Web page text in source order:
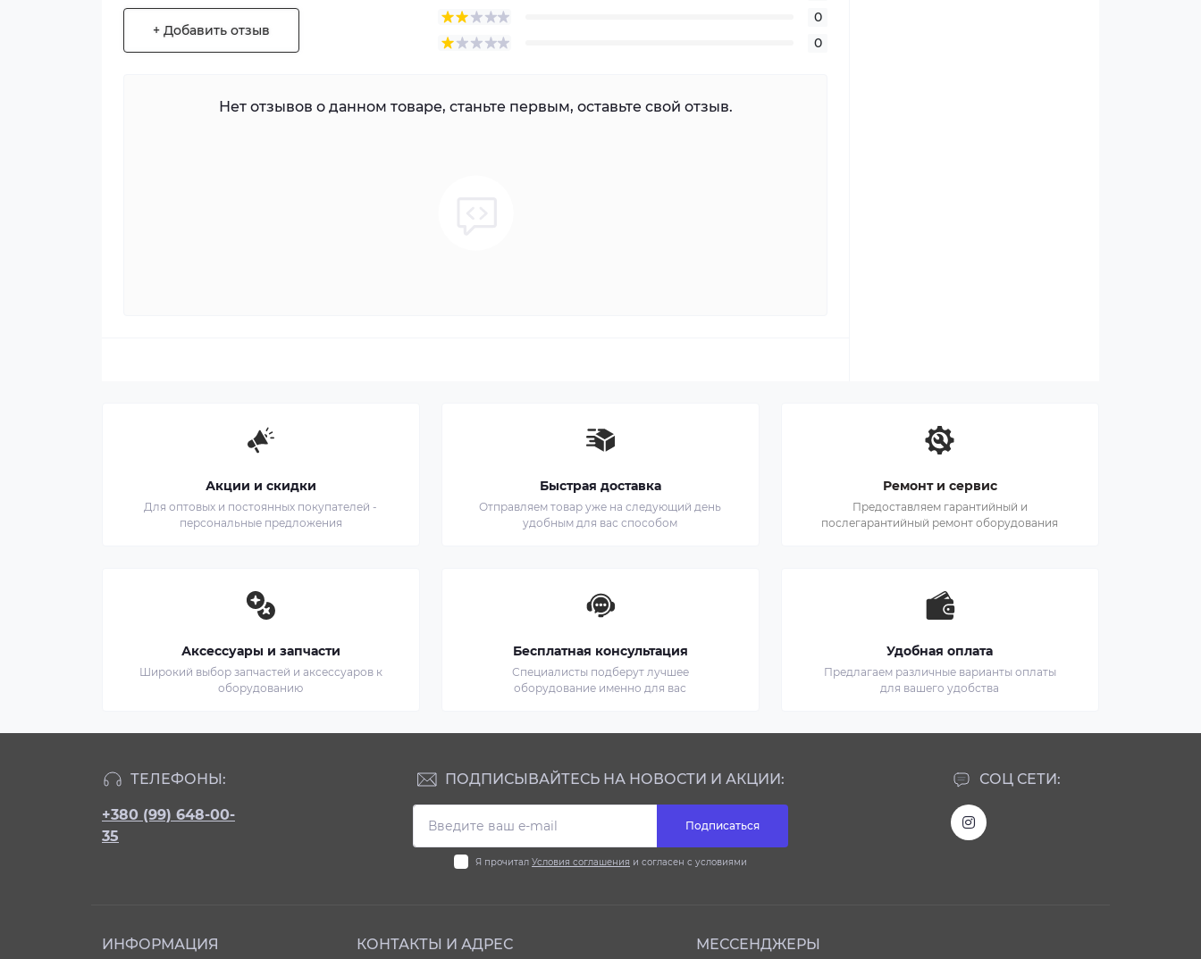
+ Добавить отзыв
0
0
Нет отзывов о данном товаре, станьте первым, оставьте свой отзыв.
Акции и скидки
Для оптовых и постоянных покупателей -
персональные предложения
Быстрая доставка
Отправляем товар уже на следующий день
удобным для вас способом
Ремонт и сервис
Предоставляем гарантийный и
послегарантийный ремонт оборудования
Аксессуары и запчасти
Широкий выбор запчастей и аксессуаров к
оборудованию
Бесплатная консультация
Специалисты подберут лучшее
оборудование именно для вас
Удобная оплата
Предлагаем различные варианты оплаты
для вашего удобства
ТЕЛЕФОНЫ:
+380 (99) 648-00-
35
СОЦ СЕТИ:
ПОДПИСЫВАЙТЕСЬ НА НОВОСТИ И АКЦИИ:
Подписаться
Я прочитал Условия соглашения и согласен с условиями
ИНФОРМАЦИЯ КОНТАКТЫ И АДРЕС МЕССЕНДЖЕРЫ